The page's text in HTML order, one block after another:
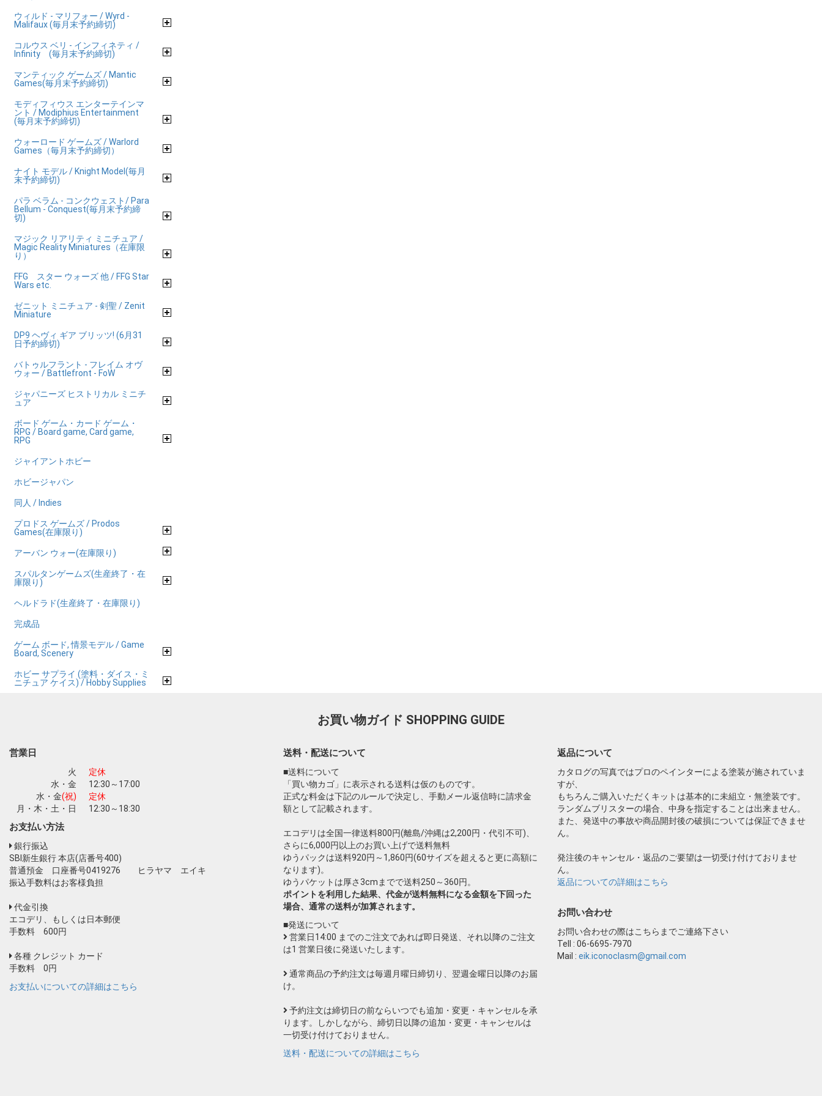
ウィルド - マリフォー / Wyrd -
Malifaux (毎月末予約締切)
コルウス ベリ - インフィネティ /
Infinity (毎月末予約締切)
マンティック ゲームズ / Mantic
Games(毎月末予約締切)
モディフィウス エンターテインマ
ント / Modiphius Entertainment
(毎月末予約締切)
ウォーロード ゲームズ / Warlord
Games（毎月末予約締切）
ナイト モデル / Knight Model(毎月
末予約締切)
パラ ベラム - コンクウェスト/ Para
Bellum - Conquest(毎月末予約締
切)
マジック リアリティ ミニチュア /
Magic Reality Miniatures（在庫限
り）
FFG スター ウォーズ 他 / FFG Star
Wars etc.
ゼニット ミニチュア - 剣聖 / Zenit
Miniature
DP9 ヘヴィ ギア ブリッツ! (6月31
日予約締切)
バトゥルフラント - フレイム オヴ
ウォー / Battlefront - FoW
ジャパニーズ ヒストリカル ミニチ
ュア
ボード ゲーム・カード ゲーム・
RPG / Board game, Card game,
RPG
ジャイアントホビー
ホビージャパン
同人 / Indies
プロドス ゲームズ / Prodos
Games(在庫限り)
アーバン ウォー(在庫限り)
スパルタンゲームズ(生産終了・在
庫限り)
ヘルドラド(生産終了・在庫限り)
完成品
ゲーム ボード, 情景モデル / Game
Board, Scenery
ホビー サプライ (塗料・ダイス・ミ
ニチュア ケイス) / Hobby Supplies
お買い物ガイド SHOPPING GUIDE
営業日
火
定休
水・金
12:30～17:00
水・金(祝)
定休
月・木・土・日
12:30～18:30
お支払い方法
銀行振込
SBI新生銀行 本店(店番号400)
普通預金 口座番号0419276 ヒラヤマ エイキ
振込手数料はお客様負担
代金引換
エコデリ、もしくは日本郵便
手数料 600円
各種 クレジット カード
手数料 0円
お支払いについての詳細はこちら
送料・配送について
■送料について
「買い物カゴ」に表示される送料は仮のものです。
正式な料金は下記のルールで決定し、手動メール返信時に請求金
額として記載されます。
エコデリは全国一律送料800円(離島/沖縄は2,200円・代引不可)、
さらに6,000円以上のお買い上げで送料無料
ゆうパックは送料920円～1,860円(60サイズを超えると更に高額に
なります)。
ゆうパケットは厚さ3cmまでで送料250～360円。
ポイントを利用した結果、代金が送料無料になる金額を下回った
場合、通常の送料が加算されます。
■発送について
営業日14:00 までのご注文であれば即日発送、それ以降のご注文
は1 営業日後に発送いたします。
通常商品の予約注文は毎週月曜日締切り、翌週金曜日以降のお届
け。
予約注文は締切日の前ならいつでも追加・変更・キャンセルを承
ります。しかしながら、締切日以降の追加・変更・キャンセルは
一切受け付けておりません。
送料・配送についての詳細はこちら
返品について
カタログの写真ではプロのペインターによる塗装が施されていま
すが、
もちろんご購入いただくキットは基本的に未組立・無塗装です。
ランダムブリスターの場合、中身を指定することは出来ません。
また、発送中の事故や商品開封後の破損については保証できませ
ん。
発注後のキャンセル・返品のご要望は一切受け付けておりませ
ん。
返品についての詳細はこちら
お問い合わせ
お問い合わせの際はこちらまでご連絡下さい
Tell : 06-6695-7970
Mail : eik.iconoclasm@gmail.com